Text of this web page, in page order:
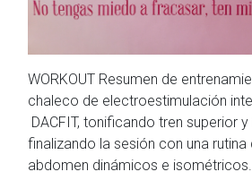
WORKOUT Resumen de
chaleco de electroestimulación
DACFIT, tonificando tren superior y
finalizando la sesión con una
abdomen dinámicos e